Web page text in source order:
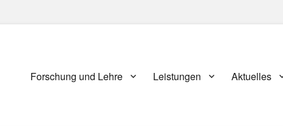
Primary
Forschung und Lehre Leistungen Aktuelles